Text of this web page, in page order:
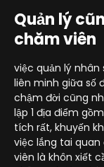
Quản lý
chăm viên
việc quản lý
liên minh giữa số
chậm đời cũng
lập 1 địa điểm
tích rất, khuyến
việc lắng tai
viên là khôn xiết